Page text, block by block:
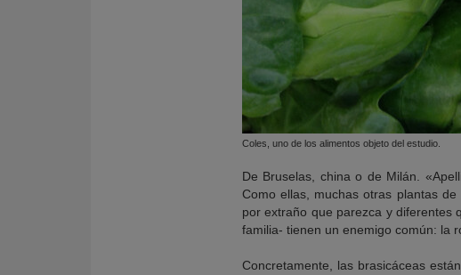
Coles, uno de los alimentos objeto del estudio.
De Bruselas, china o de Milán.
Como ellas, muchas otras plantas
por extraño que parezca y diferentes
familia- tienen un enemigo común: la
Concretamente, las brasicáceas